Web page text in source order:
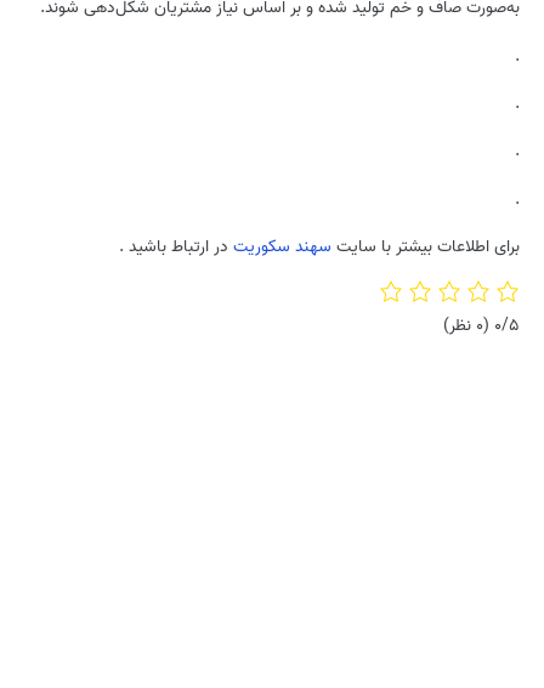
به‌صورت صاف و خم تولید شده و بر اساس نیاز مشتریان شکل‌دهی شوند.
.
.
.
.
برای اطلاعات بیشتر با سایت سهند سکوریت در ارتباط باشید .
0/5 (0 نظر)